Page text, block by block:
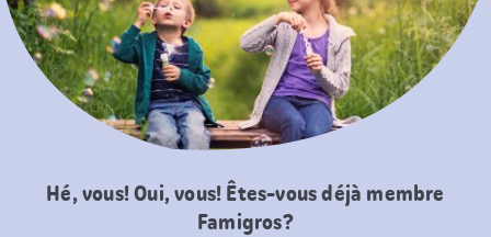
Hé, vous! Oui, vous! Êtes-vous déjà membre
Famigros?